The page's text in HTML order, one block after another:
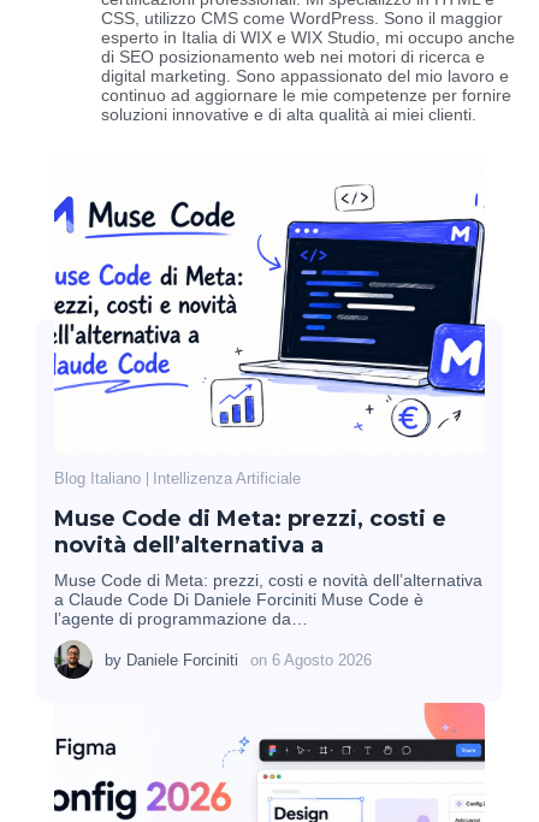
CSS, utilizzo CMS come WordPress. Sono il maggior
esperto in Italia di WIX e WIX Studio, mi occupo anche
di SEO posizionamento web nei motori di ricerca e
digital marketing. Sono appassionato del mio lavoro e
continuo ad aggiornare le mie competenze per fornire
soluzioni innovative e di alta qualità ai miei clienti.
Blog Italiano Intellizenza Artificiale
Muse Code di Meta: prezzi, costi e
novità dell’alternativa a
Muse Code di Meta: prezzi, costi e novità dell’alternativa
a Claude Code Di Daniele Forciniti Muse Code è
l’agente di programmazione da…
by Daniele Forciniti on 6 Agosto 2026